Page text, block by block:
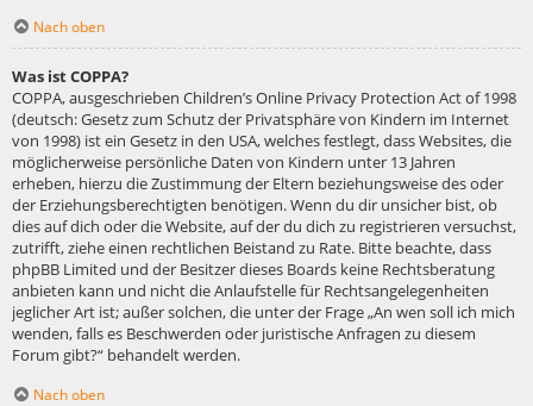
Nach oben
Was ist COPPA?
COPPA, ausgeschrieben Children’s Online Privacy Protection Act of 1998
(deutsch: Gesetz zum Schutz der Privatsphäre von Kindern im Internet
von 1998) ist ein Gesetz in den USA, welches festlegt, dass Websites, die
möglicherweise persönliche Daten von Kindern unter 13 Jahren
erheben, hierzu die Zustimmung der Eltern beziehungsweise des oder
der Erziehungsberechtigten benötigen. Wenn du dir unsicher bist, ob
dies auf dich oder die Website, auf der du dich zu registrieren versuchst,
zutrifft, ziehe einen rechtlichen Beistand zu Rate. Bitte beachte, dass
phpBB Limited und der Besitzer dieses Boards keine Rechtsberatung
anbieten kann und nicht die Anlaufstelle für Rechtsangelegenheiten
jeglicher Art ist; außer solchen, die unter der Frage „An wen soll ich mich
wenden, falls es Beschwerden oder juristische Anfragen zu diesem
Forum gibt?“ behandelt werden.
Nach oben